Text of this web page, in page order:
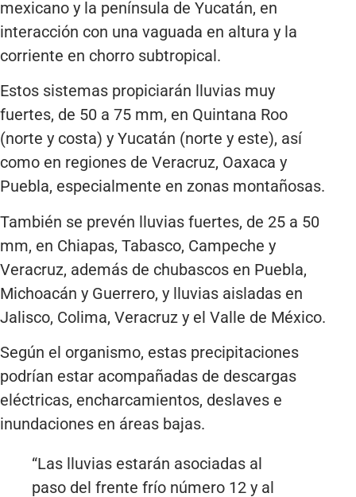
mexicano y la península de Yucatán, en
interacción con una vaguada en altura y la
corriente en chorro subtropical.
Estos sistemas propiciarán lluvias muy
fuertes, de 50 a 75 mm, en Quintana Roo
(norte y costa) y Yucatán (norte y este), así
como en regiones de Veracruz, Oaxaca y
Puebla, especialmente en zonas montañosas.
También se prevén lluvias fuertes, de 25 a 50
mm, en Chiapas, Tabasco, Campeche y
Veracruz, además de chubascos en Puebla,
Michoacán y Guerrero, y lluvias aisladas en
Jalisco, Colima, Veracruz y el Valle de México.
Según el organismo, estas precipitaciones
podrían estar acompañadas de descargas
eléctricas, encharcamientos, deslaves e
inundaciones en áreas bajas.
“Las lluvias estarán asociadas al
paso del frente frío número 12 y al